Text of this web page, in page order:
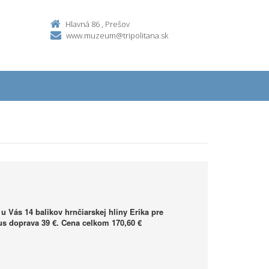
Hlavná 86 , Prešov
www.muzeum@tripolitana.sk
Vás 14 balikov hrnčiarskej hliny Erika pre
doprava 39 €. Cena celkom 170,60 €